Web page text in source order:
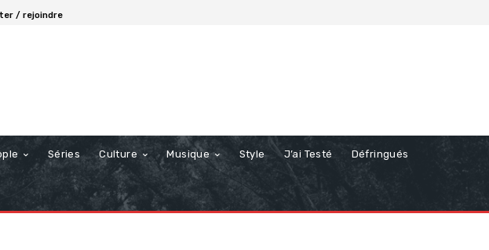
/ rejoindre
Séries Culture Musique Style J’ai Testé Défringués